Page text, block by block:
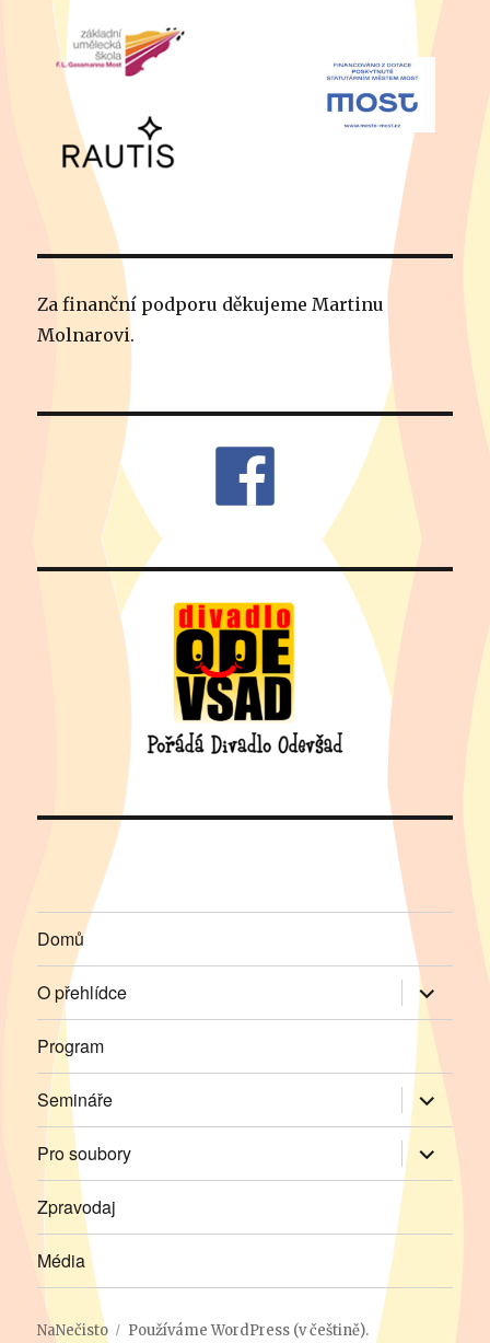
Za finanční podporu děkujeme Martinu
Molnarovi.
Domů
O přehlídce Zobrazit
položky
Program
Semináře Zobrazit
položky
Pro soubory
Zobrazit
položky
Zpravodaj
Média
NaNečisto Používáme WordPress (v češtině).